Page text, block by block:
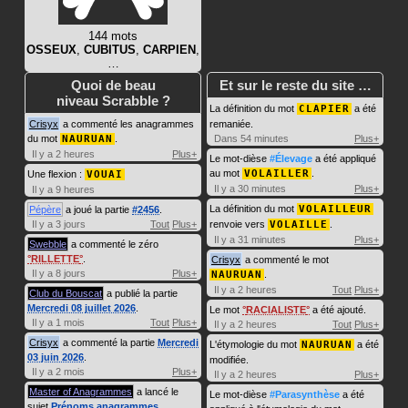
144 mots
OSSEUX CUBITUS CARPIEN
Quoi de beau
niveau Scrabble ?
Crisyx a commenté les anagrammes
du mot NAURUAN
Il y a 2 heures
Plus+
Une flexion : VOUAI
Il y a 9 heures
Pépère a joué la partie #2456
Il y a 3 jours
Tout Plus+
Swebble a commenté le zéro
RILLETTE
Il y a 8 jours
Plus+
Club du Bouscat a publié la partie
Mercredi 08 juillet 2026
Il y a 1 mois
Tout Plus+
Crisyx a commenté la partie Mercredi
03 juin 2026
Il y a 2 mois
Plus+
Master of Anagrammes a lancé le
Et sur le reste du site …
La définition du mot CLAPIER a été
remaniée.
Dans 54 minutes
Plus+
Le mot-dièse #Élevage a été appliqué
au mot VOLAILLER
Il y a 30 minutes
Plus+
La définition du mot VOLAILLEUR
renvoie vers VOLAILLE
Il y a 31 minutes
Plus+
Crisyx a commenté le mot
NAURUAN
Il y a 2 heures
Tout Plus+
Le mot RACIALISTE a été ajouté.
Il y a 2 heures
Tout Plus+
L'étymologie du mot NAURUAN a été
modifiée.
Il y a 2 heures
Plus+
Le mot-dièse #Parasynthèse a été